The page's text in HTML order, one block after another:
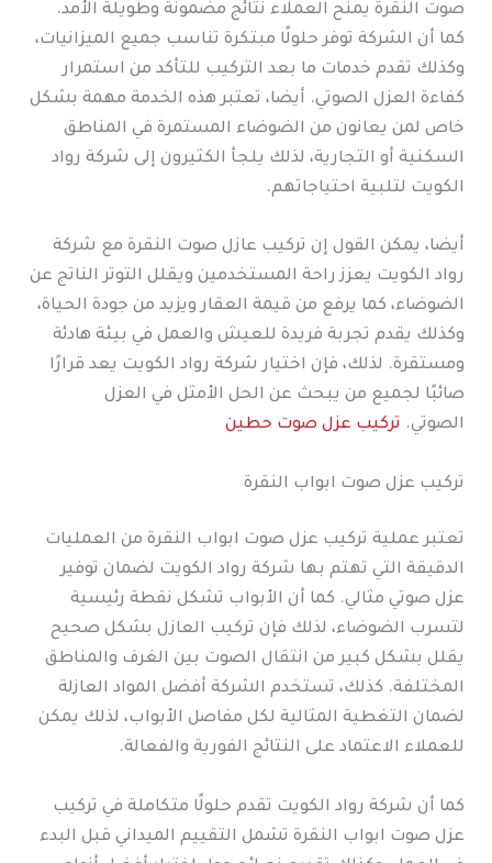
صوت النقرة يمنح العملاء نتائج مضمونة وطويلة الأمد.
كما أن الشركة توفر حلولًا مبتكرة تناسب جميع الميزانيات،
وكذلك تقدم خدمات ما بعد التركيب للتأكد من استمرار
كفاءة العزل الصوتي. أيضا، تعتبر هذه الخدمة مهمة بشكل
خاص لمن يعانون من الضوضاء المستمرة في المناطق
السكنية أو التجارية، لذلك يلجأ الكثيرون إلى شركة رواد
الكويت لتلبية احتياجاتهم.
أيضا، يمكن القول إن تركيب عازل صوت النقرة مع شركة
رواد الكويت يعزز راحة المستخدمين ويقلل التوتر الناتج عن
الضوضاء، كما يرفع من قيمة العقار ويزيد من جودة الحياة،
وكذلك يقدم تجربة فريدة للعيش والعمل في بيئة هادئة
ومستقرة. لذلك، فإن اختيار شركة رواد الكويت يعد قرارًا
صائبًا لجميع من يبحث عن الحل الأمثل في العزل
الصوتي. تركيب عزل صوت حطين
تركيب عزل صوت ابواب النقرة
تعتبر عملية تركيب عزل صوت ابواب النقرة من العمليات
الدقيقة التي تهتم بها شركة رواد الكويت لضمان توفير
عزل صوتي مثالي. كما أن الأبواب تشكل نقطة رئيسية
لتسرب الضوضاء، لذلك فإن تركيب العازل بشكل صحيح
يقلل بشكل كبير من انتقال الصوت بين الغرف والمناطق
المختلفة. كذلك، تستخدم الشركة أفضل المواد العازلة
لضمان التغطية المثالية لكل مفاصل الأبواب، لذلك يمكن
للعملاء الاعتماد على النتائج الفورية والفعالة.
كما أن شركة رواد الكويت تقدم حلولًا متكاملة في تركيب
عزل صوت ابواب النقرة تشمل التقييم الميداني قبل البدء